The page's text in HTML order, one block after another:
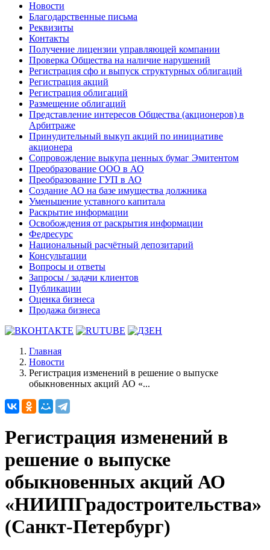
Новости
Благодарственные письма
Реквизиты
Контакты
Получение лицензии управляющей компании
Проверка Общества на наличие нарушений
Регистрация сфо и выпуск структурных облигаций
Регистрация акций
Регистрация облигаций
Размещение облигаций
Представление интересов Общества (акционеров) в
Арбитраже
Принудительный выкуп акций по инициативе
акционера
Сопровождение выкупа ценных бумаг Эмитентом
Преобразование ООО в АО
Преобразование ГУП в АО
Создание АО на базе имущества должника
Уменьшение уставного капитала
Раскрытие информации
Освобождения от раскрытия информации
Федресурс
Национальный расчётный депозитарий
Консультации
Вопросы и ответы
Запросы / задачи клиентов
Публикации
Оценка бизнеса
Продажа бизнеса
Главная
Новости
Регистрация изменений в решение о выпуске
обыкновенных акций АО «...
Регистрация изменений в
решение о выпуске
обыкновенных акций АО
«НИИПГрадостроительства»
(Санкт-Петербург)